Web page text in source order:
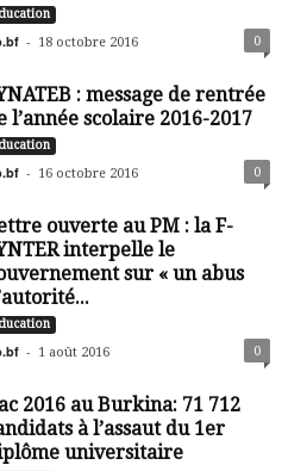
- 18 octobre 2016 0
: message de rentrée
l’année scolaire 2016-2017
- 16 octobre 2016 0
ouverte au PM : la F-
interpelle le
sur « un abus
- 1 août 2016 0
2016 au Burkina: 71 712
à l’assaut du 1er
universitaire